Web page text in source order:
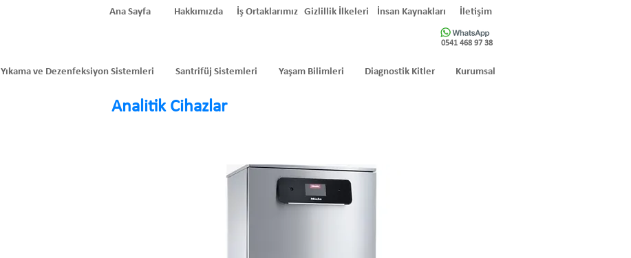
Yıkama ve Dezenfeksiyon Sistemleri Santrifüj Sistemleri Yaşam Bilimleri Diagnostik Kitler Kurumsal
Ana Sayfa Hakkımızda İş Ortaklarımız Gizlillik İlkeleri İnsan Kaynakları İletişim
0541 468 97 38
Analitik Cihazlar